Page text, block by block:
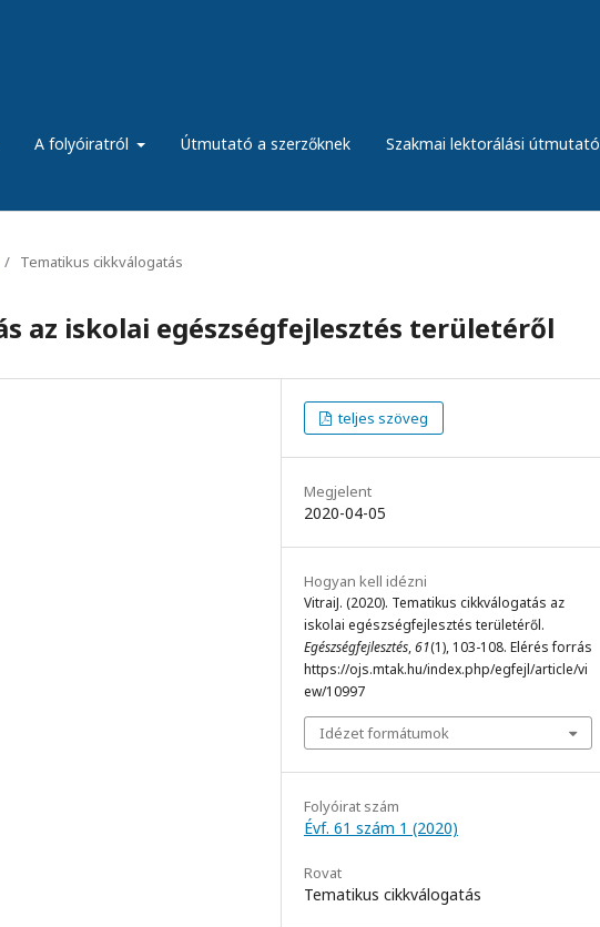
A folyóiratról Útmutató a szerzőknek Szakmai lektorálási útmutató
/ Tematikus cikkválogatás
az iskolai egészségfejlesztés területéről
teljes szöveg
Megjelent
2020-04-05
Hogyan kell idézni
VitraiJ. (2020). Tematikus cikkválogatás az
iskolai egészségfejlesztés területéről.
Egészségfejlesztés,61(1), 103-108. Elérés forrás
https://ojs.mtak.hu/index.php/egfejl/article/vi
ew/10997
Idézet formátumok
Folyóirat szám
Évf. 61 szám 1 (2020)
Rovat
Tematikus cikkválogatás